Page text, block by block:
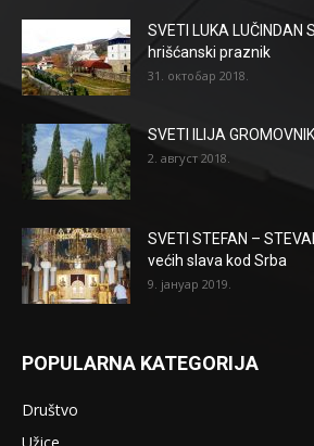
SVETI LUKA LUČINDAN
hrišćanski praznik
31. октобар 2018.
SVETI ILIJA
2. август 2018.
SVETI STEFAN –
većih slava kod Srba
9. јануар 2019.
POPULARNA KATEGORIJA
Društvo